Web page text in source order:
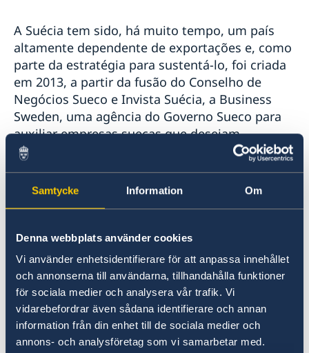
Samtycke Information Om
Denna webbplats använder cookies
Vi använder enhetsidentifierare för att anpassa innehållet
och annonserna till användarna, tillhandahålla funktioner
för sociala medier och analysera vår trafik. Vi
vidarebefordrar även sådana identifierare och annan
information från din enhet till de sociala medier och
annons- och analysföretag som vi samarbetar med.
A Suécia tem sido, há muito tempo, um país
altamente dependente de exportações e, como
parte da estratégia para sustentá-lo, foi criada
em 2013, a partir da fusão do Conselho de
Negócios Sueco e Invista Suécia, a Business
Sweden, uma agência do Governo Sueco para
auxiliar empresas suecas que desejam
expandir-se internacionalmente Com
consultores suecos e locais, a organização
fornece conhecimentos sobre mercados,
acesso a redes e relevantes experiências
práticas em internacionalização. No Brasil, a
Business Sweden tem um escritório em São
Paulo que, além de produzir informações sobre
negócios no Brasil, também oferece
consultoria, principalmente para pequenas e
médias empresas suecas que desejam se